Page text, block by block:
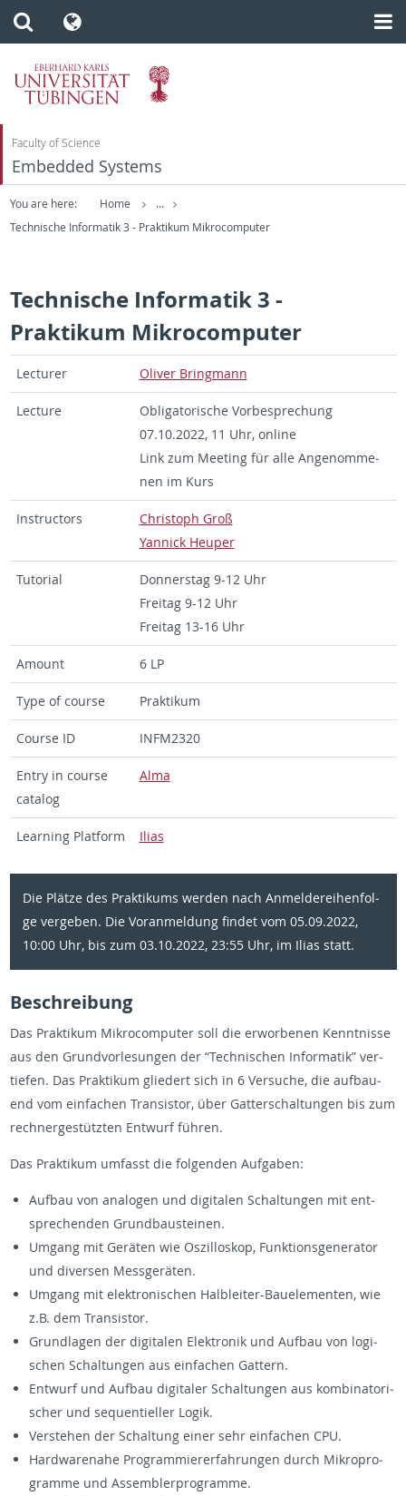
Faculty of Science
Embedded Systems
You are here: Home
...
Technische Informatik 3 - Praktikum Mikrocomputer
Technische Informatik 3 -
Praktikum Mikrocomputer
Lec­tu­rer Oli­ver Bring­mann
Lec­tu­re
Ob­li­ga­to­ri­sche Vor­be­spre­chung
07.10.2022, 11 Uhr, on­line
Link zum Mee­ting für alle An­ge­nom­me­
nen im Kurs
In­struc­tors
Chris­toph Groß
Yan­nick Heu­per
Tu­to­ri­al
Don­ners­tag 9-12 Uhr
Frei­tag 9-12 Uhr
Frei­tag 13-16 Uhr
Amount 6 LP
Type of cour­se Prak­ti­kum
Cour­se ID IN­F­M2320
Entry in cour­se
ca­ta­log
Alma
Learning Plat­form Ilias
Die Plät­ze des Prak­ti­kums wer­den nach An­mel­de­rei­hen­fol­
ge ver­ge­ben. Die Vor­an­mel­dung fin­det vom 05.09.2022,
10:00 Uhr, bis zum 03.10.2022, 23:55 Uhr, im Ilias statt.
Be­schrei­bung
Das Prak­ti­kum Mi­kro­com­pu­ter soll die er­wor­be­nen Kennt­nis­se
aus den Grund­vor­le­sun­gen der “Tech­ni­schen In­for­ma­tik” ver­
tie­fen. Das Prak­ti­kum glie­dert sich in 6 Ver­su­che, die auf­bau­
end vom ein­fa­chen Tran­sis­tor, über Gat­ter­schal­tun­gen bis zum
rech­ner­ge­stütz­ten Ent­wurf füh­ren.
Das Prak­ti­kum um­fasst die fol­gen­den Auf­ga­ben:
Auf­bau von ana­lo­gen und di­gi­ta­len Schal­tun­gen mit ent­
spre­chen­den Grund­bau­stei­nen.
Um­gang mit Ge­rä­ten wie Os­zil­lo­skop, Funk­ti­ons­ge­ne­ra­tor
und di­ver­sen Mess­ge­rä­ten.
Um­gang mit elek­tro­ni­schen Halb­lei­ter-Bau­ele­men­ten, wie
z.B. dem Tran­sis­tor.
Grund­la­gen der di­gi­ta­len Elek­tro­nik und Auf­bau von lo­gi­
schen Schal­tun­gen aus ein­fa­chen Gat­tern.
Ent­wurf und Auf­bau di­gi­ta­ler Schal­tun­gen aus kom­bi­na­to­ri­
scher und se­quen­ti­el­ler Logik.
Ver­ste­hen der Schal­tung einer sehr ein­fa­chen CPU.
Hard­ware­na­he Pro­gram­mier­erfah­run­gen durch Mi­kro­pro­
gram­me und As­sem­bler­pro­gram­me.